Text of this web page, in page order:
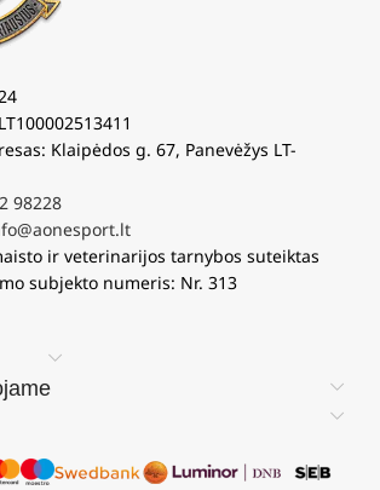
Klaipėdos g. 67, Panevėžys LT-
98228
ir veterinarijos tarnybos suteiktas
subjekto numeris: Nr. 313